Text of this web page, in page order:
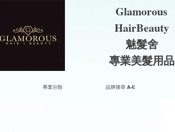
Glamorous
HairBeauty
魅髮舍
​​專業美髮用品
專業分類 品牌搜尋 A-E